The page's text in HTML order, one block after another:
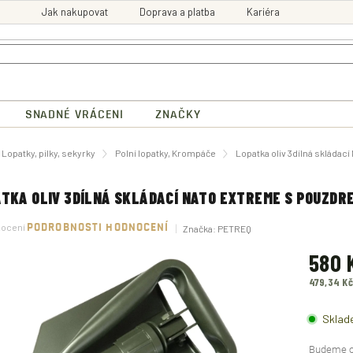
Jak nakupovat Doprava a platba Kariéra
SNADNÉ VRÁCENI ZNAČKY
Lopatky, pilky, sekyrky Polní lopatky, Krompáče Lopatka oliv 3dílná skládací
OLIV 3DÍLNÁ SKLÁDACÍ NATO EXTREME S
PODROBNOSTI HODNOCENÍ Značka: PETREQ
580
479,34
cena: